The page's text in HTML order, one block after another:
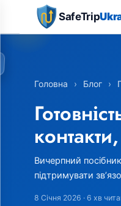
SafeTrip
Головна › Блог ›
Вичерпний
підтримувати
8 Січня 2026 · 6 хв